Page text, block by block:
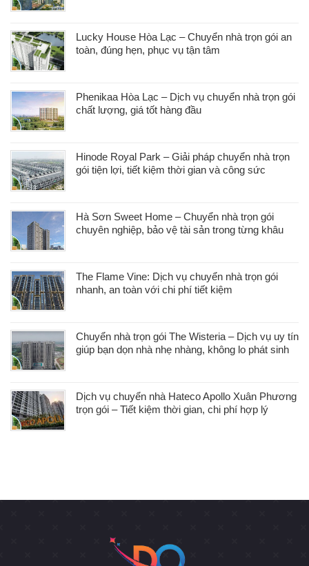
Lucky House Hòa Lạc – Chuyển nhà trọn gói an
toàn, đúng hẹn, phục vụ tận tâm
Phenikaa Hòa Lạc – Dịch vụ chuyển nhà trọn gói
chất lượng, giá tốt hàng đầu
Hinode Royal Park – Giải pháp chuyển nhà trọn
gói tiện lợi, tiết kiệm thời gian và công sức
Hà Sơn Sweet Home – Chuyển nhà trọn gói
chuyên nghiệp, bảo vệ tài sản trong từng khâu
The Flame Vine: Dịch vụ chuyển nhà trọn gói
nhanh, an toàn với chi phí tiết kiệm
Chuyển nhà trọn gói The Wisteria – Dịch vụ uy tín
giúp bạn dọn nhà nhẹ nhàng, không lo phát sinh
Dịch vụ chuyển nhà Hateco Apollo Xuân Phương
trọn gói – Tiết kiệm thời gian, chi phí hợp lý